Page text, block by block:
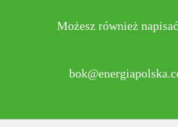
Możesz również